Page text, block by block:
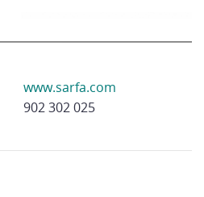
www.sarfa.com
902 302 025